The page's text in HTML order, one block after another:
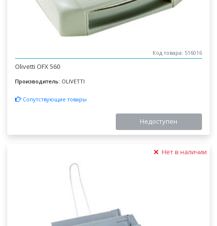
Код товара: 516016
Olivetti OFX 560
Производитель: OLIVETTI
Сопутствующие товары
Недоступен
Нет в наличии